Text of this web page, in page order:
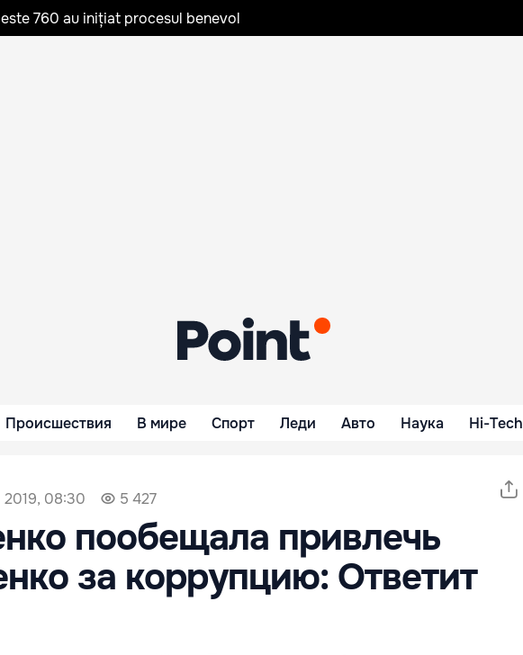
760 au inițiat procesul benevol
Происшествия В мире Спорт Леди Авто Наука Hi-Tech
2019, 08:30 5 427
пообещала привлечь
за коррупцию: Ответит